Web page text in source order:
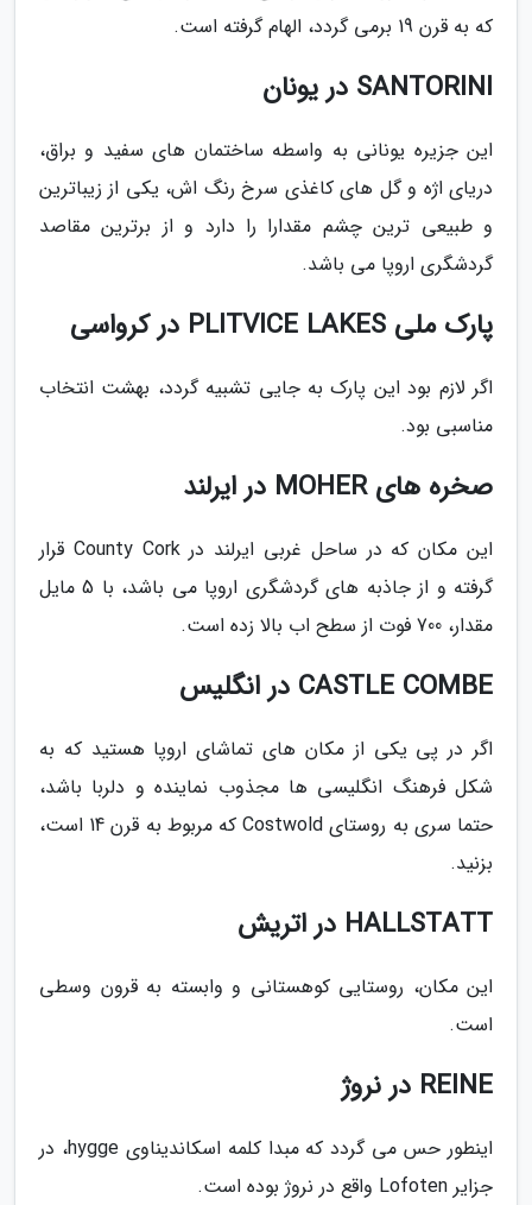
که به قرن 19 برمی گردد، الهام گرفته است.
SANTORINI در یونان
این جزیره یونانی به واسطه ساختمان های سفید و براق،
دریای اژه و گل های کاغذی سرخ رنگ اش، یکی از زیباترین
و طبیعی ترین چشم مقدارا را دارد و از برترین مقاصد
گردشگری اروپا می باشد.
پارک ملی PLITVICE LAKES در کرواسی
اگر لازم بود این پارک به جایی تشبیه گردد، بهشت انتخاب
مناسبی بود.
صخره های MOHER در ایرلند
این مکان که در ساحل غربی ایرلند در County Cork قرار
گرفته و از جاذبه های گردشگری اروپا می باشد، با 5 مایل
مقدار، 700 فوت از سطح اب بالا زده است.
CASTLE COMBE در انگلیس
اگر در پی یکی از مکان های تماشای اروپا هستید که به
شکل فرهنگ انگلیسی ها مجذوب نماینده و دلربا باشد،
حتما سری به روستای Costwold که مربوط به قرن 14 است،
بزنید.
HALLSTATT در اتریش
این مکان، روستایی کوهستانی و وابسته به قرون وسطی
است.
REINE در نروژ
اینطور حس می گردد که مبدا کلمه اسکاندیناوی hygge، در
جزایر Lofoten واقع در نروژ بوده است.